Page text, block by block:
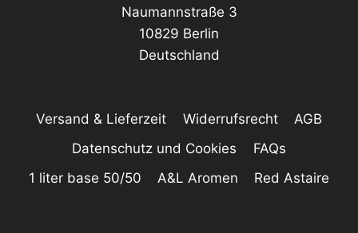
Naumannstraße 3
10829 Berlin
Deutschland
Versand & Lieferzeit Widerrufsrecht
AGB
Datenschutz und Cookies
FAQs
1 liter base 50/50
A&L Aromen Red Astaire